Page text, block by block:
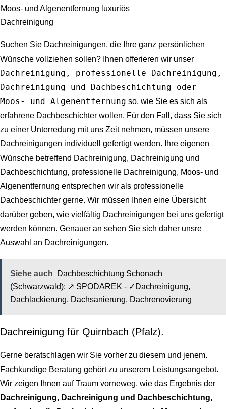
Moos- und Algenentfernung luxuriös
Dachreinigung
Suchen Sie Dachreinigungen, die Ihre ganz persönlichen
Wünsche vollziehen sollen? Ihnen offerieren wir unser
Dachreinigung, professionelle Dachreinigung,
Dachreinigung und Dachbeschichtung oder
Moos- und Algenentfernung so, wie Sie es sich als
erfahrene Dachbeschichter wollen. Für den Fall, dass Sie sich
zu einer Unterredung mit uns Zeit nehmen, müssen unsere
Dachreinigungen individuell gefertigt werden. Ihre eigenen
Wünsche betreffend Dachreinigung, Dachreinigung und
Dachbeschichtung, professionelle Dachreinigung, Moos- und
Algenentfernung entsprechen wir als professionelle
Dachbeschichter gerne. Wir müssen Ihnen eine Übersicht
darüber geben, wie vielfältig Dachreinigungen bei uns gefertigt
werden können. Genauer an sehen Sie sich daher unsre
Auswahl an Dachreinigungen.
Siehe auch
Dachbeschichtung Schonach
(Schwarzwald): ↗️ SPODAREK - ✓Dachreinigung,
Dachlackierung, Dachsanierung, Dachrenovierung
Dachreinigung für Quirnbach (Pfalz).
Gerne beratschlagen wir Sie vorher zu diesem und jenem.
Fachkundige Beratung gehört zu unserem Leistungsangebot.
Wir zeigen Ihnen auf Traum vorneweg, wie das Ergebnis der
Dachreinigung, Dachreinigung und Dachbeschichtung,